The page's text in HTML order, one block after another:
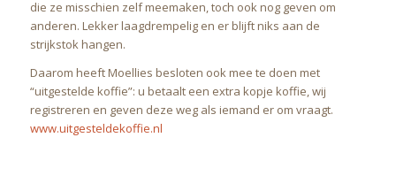
die ze misschien zelf meemaken, toch ook nog geven om
anderen. Lekker laagdrempelig en er blijft niks aan de
strijkstok hangen.
Daarom heeft Moellies besloten ook mee te doen met
“uitgestelde koffie”: u betaalt een extra kopje koffie, wij
registreren en geven deze weg als iemand er om vraagt.
www.uitgesteldekoffie.nl